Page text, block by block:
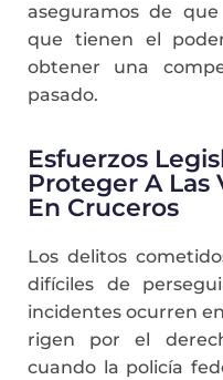
aseguramos de
que tienen el
obtener una
pasado.
Esfuerzos
Proteger A Las
En Cruceros
Los delitos
difíciles de
incidentes ocurren
rigen por el
cuando la policía